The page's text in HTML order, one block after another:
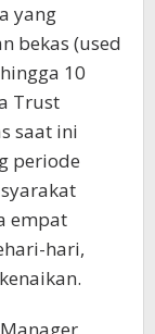
yang
bekas (used
10
Trust
saat ini
periode
empat
hari,